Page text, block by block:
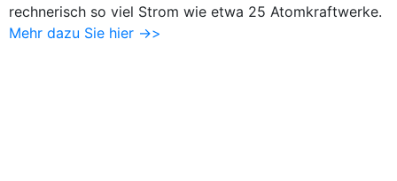
rechnerisch so viel Strom wie etwa 25 Atomkraftwerke.
Mehr dazu Sie hier ->>